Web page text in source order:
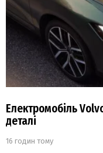
Електромобіль
деталі
16 годин тому